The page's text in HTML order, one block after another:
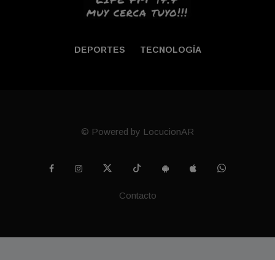
DEPORTES TECNOLOGÍA
© Powered by LocucionAR
Contacto